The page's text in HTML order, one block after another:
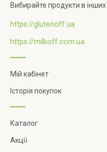
Вибирайте продукти в
https://glutenoff.ua
https://milkoff.com.ua
Мій кабінет
Історія покупок
Каталог
Акції